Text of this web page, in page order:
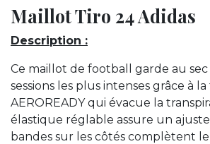
Maillot Tiro 24 Adidas
Description :
Ce maillot de football garde au
sessions les plus intenses grâce à
AEROREADY qui évacue la
élastique réglable assure un
bandes sur les côtés complètent le